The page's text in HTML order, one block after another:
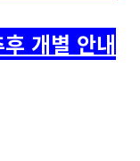
개별 안내